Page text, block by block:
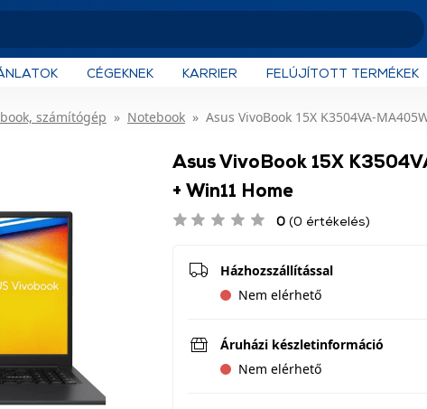
CÉGEKNEK KARRIER FELÚJÍTOTT TERMÉKEK
számítógép Notebook Asus VivoBook 15X K3504VA-
Asus VivoBook 15X
+ Win11 Home
0 (0 értékelés)
Házhozszállítással
Nem elérhető
Áruházi készletinformáció
Nem elérhető